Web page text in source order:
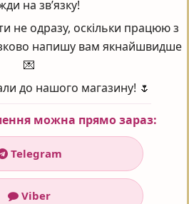
101
- FAQ
HOLY LAND BOLDCARE
МЛ ЯКА ЦІНА?
на зв’язку!
не одразу, оскільки працюю з
напишу вам якнайшвидше
💌
до нашого магазину! 🌷
можна прямо зараз:
Telegram
Viber